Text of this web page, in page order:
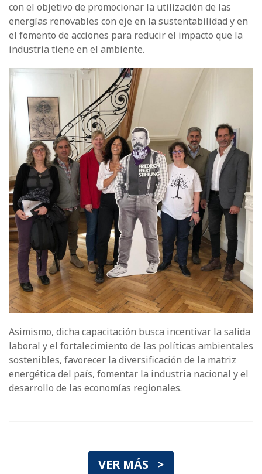
con el objetivo de promocionar la utilización de las
energías renovables con eje en la sustentabilidad y en
el fomento de acciones para reducir el impacto que la
industria tiene en el ambiente.
Asimismo, dicha capacitación busca incentivar la salida
laboral y el fortalecimiento de las políticas ambientales
sostenibles, favorecer la diversificación de la matriz
energética del país, fomentar la industria nacional y el
desarrollo de las economías regionales.
VER MÁS >